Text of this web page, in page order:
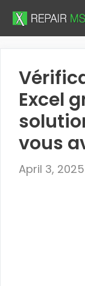
Skip
Excel
vous
April 3, 2025